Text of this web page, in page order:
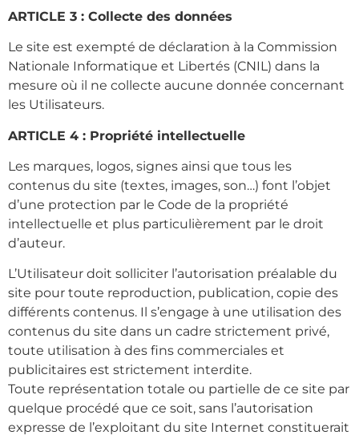
ARTICLE 3 : Collecte des données
Le site est exempté de déclaration à la Commission
Nationale Informatique et Libertés (CNIL) dans la
mesure où il ne collecte aucune donnée concernant
les Utilisateurs.
ARTICLE 4 : Propriété intellectuelle
Les marques, logos, signes ainsi que tous les
contenus du site (textes, images, son…) font l’objet
d’une protection par le Code de la propriété
intellectuelle et plus particulièrement par le droit
d’auteur.
L’Utilisateur doit solliciter l’autorisation préalable du
site pour toute reproduction, publication, copie des
différents contenus. Il s’engage à une utilisation des
contenus du site dans un cadre strictement privé,
toute utilisation à des fins commerciales et
publicitaires est strictement interdite.
Toute représentation totale ou partielle de ce site par
quelque procédé que ce soit, sans l’autorisation
expresse de l’exploitant du site Internet constituerait